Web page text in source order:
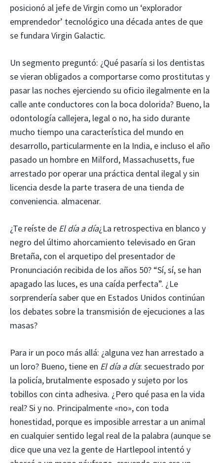
posicionó al jefe de Virgin como un ‘explorador
emprendedor’ tecnológico una década antes de que
se fundara Virgin Galactic.
Un segmento preguntó: ¿Qué pasaría si los dentistas
se vieran obligados a comportarse como prostitutas y
pasar las noches ejerciendo su oficio ilegalmente en la
calle ante conductores con la boca dolorida? Bueno, la
odontología callejera, legal o no, ha sido durante
mucho tiempo una característica del mundo en
desarrollo, particularmente en la India, e incluso el año
pasado un hombre en Milford, Massachusetts, fue
arrestado por operar una práctica dental ilegal y sin
licencia desde la parte trasera de una tienda de
conveniencia. almacenar.
¿Te reíste de El día a día¿La retrospectiva en blanco y
negro del último ahorcamiento televisado en Gran
Bretaña, con el arquetipo del presentador de
Pronunciación recibida de los años 50? “Sí, sí, se han
apagado las luces, es una caída perfecta”. ¿Le
sorprendería saber que en Estados Unidos continúan
los debates sobre la transmisión de ejecuciones a las
masas?
Para ir un poco más allá: ¿alguna vez han arrestado a
un loro? Bueno, tiene en El día a día: secuestrado por
la policía, brutalmente esposado y sujeto por los
tobillos con cinta adhesiva. ¿Pero qué pasa en la vida
real? Si y no. Principalmente «no», con toda
honestidad, porque es imposible arrestar a un animal
en cualquier sentido legal real de la palabra (aunque se
dice que una vez la gente de Hartlepool intentó y